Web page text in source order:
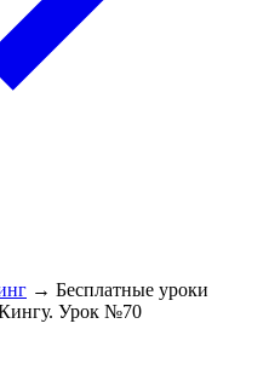
→ Бесплатные уроки
Кингу. Урок №70